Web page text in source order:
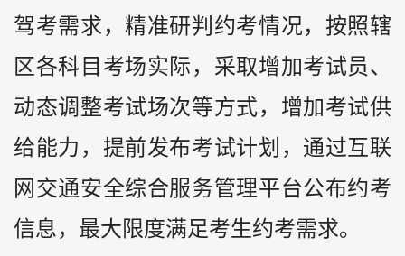
驾考需求，精准研判约考情况，按照辖
区各科目考场实际，采取增加考试员、
动态调整考试场次等方式，增加考试供
给能力，提前发布考试计划，通过互联
网交通安全综合服务管理平台公布约考
信息，最大限度满足考生约考需求。